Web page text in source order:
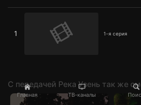
Главная ТВ-каналы
1 1-я серия
C передачей Река Узень так же